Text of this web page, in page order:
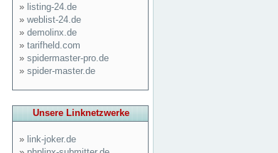
» listing-24.de
» weblist-24.de
» demolinx.de
» tarifheld.com
» spidermaster-pro.de
» spider-master.de
Unsere Linknetzwerke
» link-joker.de